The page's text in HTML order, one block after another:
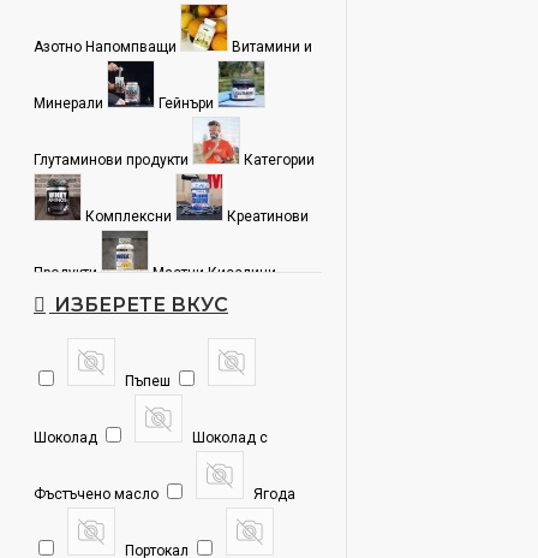
Азотно Напомпващи Витамини и
Минерали Гейнъри
Глутаминови продукти Категории
Комплексни Креатинови
Продукти Мастни Киселини
Протеинова Матрица Стави и
Хрущяли Суроватъчен Протеин
Тестостерон Бустери
ИЗБЕРЕТЕ ВКУС
Пъпеш
Шоколад Шоколад с
Фъстъчено масло Ягода
Портокал